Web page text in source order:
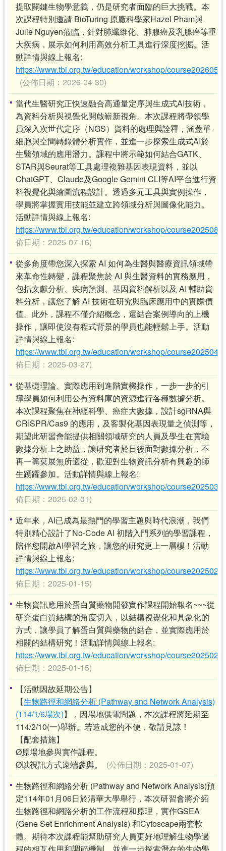
提取關鍵生物學意義，仍是研究者面臨的巨大挑戰。本
次課程特別邀請 BioTuring 原廠科學家Hazel Pham與
Julie Nguyen蒞臨，針對肺纖維化、肺腺癌及乳腺癌等重
大疾病，展示如何利用高效分析工具進行深度挖掘。活
動詳情與線上報名:
https://www.tbi.org.tw/education/workshop/
(公佈日期：2026-04-30)
當代生醫研究正快速融合高通量定序與生成式AI技術，
為資料分析與視覺化開啟嶄新視角。本次課程將帶領學
員深入次世代定序（NGS）資料的處理與詮釋，涵蓋單
細胞與空間轉錄體分析實作，並進一步探索生成式AI於
生醫領域的應用潛力。課程中將示範如何結合GATK、
STAR與Seurat等工具處理複雜基因表現資料，並以
ChatGPT、Claude及Google Gemini CLI等AI平台進行資
料視覺化與繪圖流程設計。透過多元工具與實例操作，
學員將掌握實用技能並建立跨領域分析與圖像化能力。
活動詳情與線上報名:
https://www.tbi.org.tw/education/workshop/
佈日期：2025-07-16)
從多角度帶您深入探索 AI 如何為生醫與醫療資訊領域帶
來革命性轉變，課程聚焦於 AI 與生醫資料的實務應用，
包括文獻分析、疾病預測、基因資料解析以及 AI 輔助資
料分析，讓您了解 AI 技術在研究與臨床應用中的實際價
值。此外，課程不僅介紹概念，還結合案例導向的上機
操作，讓即使沒有程式背景的學員也能輕鬆上手。活動
詳情與線上報名:
https://www.tbi.org.tw/education/workshop/
佈日期：2025-03-27)
從基礎理論、實際應用到進階實機操作，一步一步的引
導學員如何利用公有資料庫的資源進行各種數據分析。
本次課程聚焦在神經科學、癌症大數據，設計sgRNA與
CRISPR/Cas9 的應用，及客製化基因表現量之偵測等，
期望此研習會能提供相關領域研究的人員及學生在實驗
數據分析上之助益，讓研究者於日後面對數據分析，不
再一籌莫展無所適從，歡迎對生物資訊分析有興趣的師
生踴躍參加。活動詳情與線上報名:
https://www.tbi.org.tw/education/workshop/
佈日期：2025-02-01)
近年來，AI已成為最熱門的學習主題與時代浪潮，我們
特別精心設計了No-Code AI 初階入門系列的學習課程，
陪伴您開啟AI學習之旅，讓您的研究更上一層樓！活動
詳情與線上報名:
https://www.tbi.org.tw/education/workshop/
佈日期：2025-01-15)
生物資訊應用於蛋白質藥物開發實作課程開始報名~~~從
研究蛋白質結構的角度切入，以結構視覺化和具象化的
方式，讓學員了解蛋白質與藥物的結合，並實際應用於
相關的結構研究！活動詳情與線上報名:
https://www.tbi.org.tw/education/workshop/
佈日期：2025-01-15)
【活動因故延期公告】
【生物路徑和網絡分析 (Pathway and Network Analysis)
(114/1/6場次)】，因場地供電問題，本次課程將延期至
114/2/10(一)舉辦。若造成您的不便，敬請見諒！
【配套措施】
Ø原場地參與實作課程。
Ø以視訊方式遠端參與。
(公佈日期：2025-01-07)
生物路徑和網絡分析 (Pathway and Network Analysis)預
定114年01月06日於清華大學舉行，本次研習會將介紹
生物路徑和網路分析的工作流程和原理，實作GSEA
(Gene Set Enrichment Analysis) 和Cytoscape兩套軟
體。期待本次課程能幫助研究人員更好地理解生物學過